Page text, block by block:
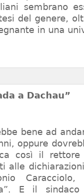
sembrano
del genere,
in una
a Dachau”
bene ad
oppure
così il rettore
alle
E il